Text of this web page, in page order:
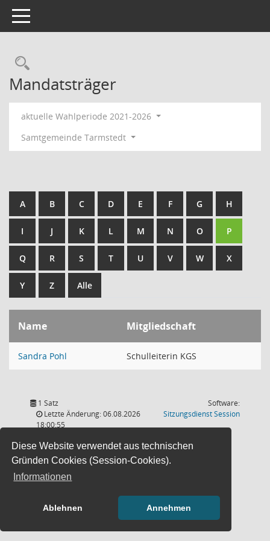
Diese Website verwendet aus technischen
Gründen Cookies (Session-Cookies).
Informationen
Ablehnen Annehmen
Toggle navigation
Rechercheauswahl
Mandatsträger
aktuelle Wahlperiode 2021-2026
Samtgemeinde Tarmstedt
A B C D E F G H
I J K L M N O P
Q R S T U V W X
Y Z Alle
Name Mitgliedschaft
Sandra Pohl Schulleiterin KGS
1 Satz
Letzte Änderung: 06.08.2026
18:00:55
Software:
SitzungsdienstSession(Wird in